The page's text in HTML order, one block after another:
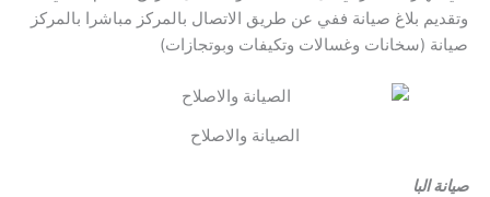
وتقديم بلاغ صيانة ففي عن طريق الاتصال بالمركز مباشرا بالمركز
صيانة (سخانات وغسالات وتكيفات وبوتجازات)
الصيانة والاصلاح
صيانة البا